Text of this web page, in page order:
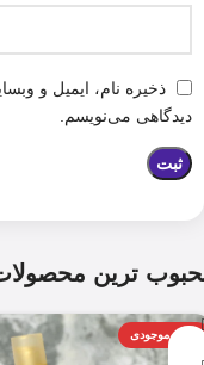
ذخیره نام، ایمیل و
دیدگاهی می‌نویسم.
ترین
اتمام موجودی